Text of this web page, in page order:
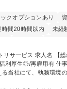
クオプションあり
時間20時間以内
未経
駅近5分以内 土
務】未経験歓迎◎/リ
有 仕事の内容 インターネッ
る当社にて、執務環境
業務を担当し、間接